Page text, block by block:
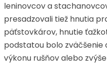
leninovcov a
presadzovali tiež hnutia
päťstovkárov, hnutie
podstatou bolo
výkonu rušňov alebo